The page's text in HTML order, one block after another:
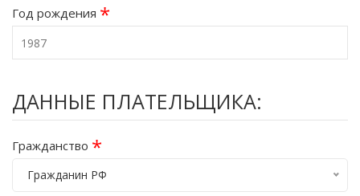
Год рождения *
ДАННЫЕ ПЛАТЕЛЬЩИКА:
Гражданство *
Гражданин РФ